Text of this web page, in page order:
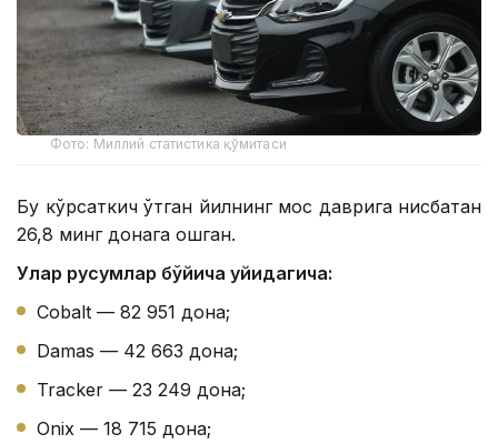
Фото: Миллий статистика қўмитаси
Бу кўрсаткич ўтган йилнинг мос даврига нисбатан
26,8 минг донага ошган.
Улар русумлар бўйича қуйидагича:
Cobalt — 82 951 дона;
Damas — 42 663 дона;
Tracker — 23 249 дона;
Onix — 18 715 дона;